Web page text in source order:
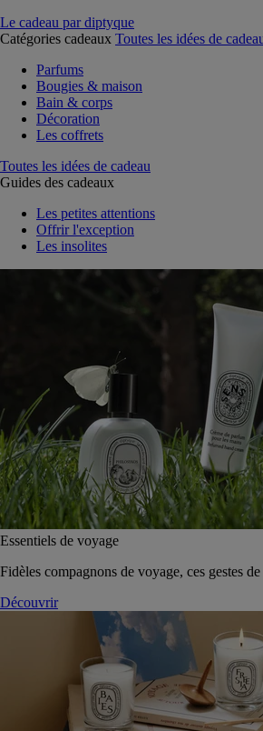
Le cadeau par diptyque
Catégories cadeaux Toutes les idées de
Parfums
Bougies & maison
Bain & corps
Décoration
Les coffrets
Toutes les idées de cadeau
Guides des cadeaux
Les petites attentions
Offrir l'exception
Les insolites
Essentiels de voyage
Fidèles compagnons de voyage, ces gestes
Découvrir